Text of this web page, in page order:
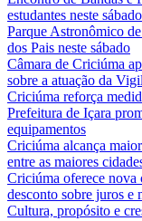
estudantes neste sábado
Parque Astronômico
dos Pais neste sábado
Câmara de Criciúma
sobre a atuação da
Criciúma reforça
Prefeitura de Içara
equipamentos
Criciúma alcança
entre as maiores
Criciúma oferece nova
desconto sobre juros e
Cultura, propósito e